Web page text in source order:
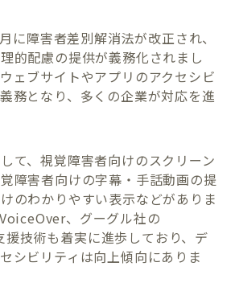
に障害者差別解消法が改正され、
的配慮の提供が義務化されまし
ェブサイトやアプリのアクセシビ
務となり、多くの企業が対応を進
て、視覚障害者向けのスクリーン
障害者向けの字幕・手話動画の提
のわかりやすい表示などがありま
、グーグル社の
技術も着実に進歩しており、デ
シビリティは向上傾向にありま